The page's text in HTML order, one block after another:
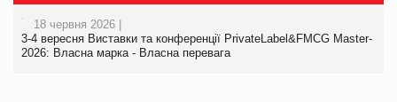
18 червня 2026 |
3-4 вересня Виставки та конференції PrivateLabel&FMCG Master-
2026: Власна марка - Власна перевага